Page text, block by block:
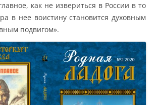
как не извериться в России в то
в нее воистину становится духовным
подвигом».